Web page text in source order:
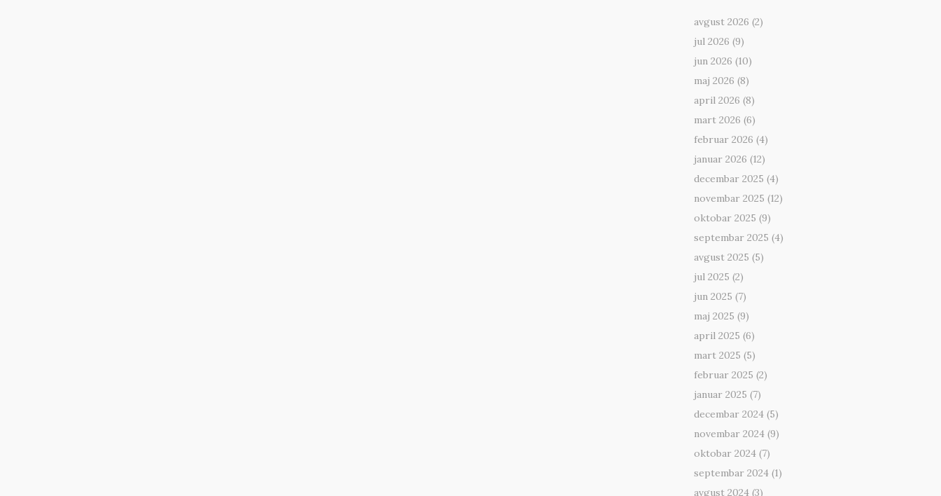
avgust 2026 (2)
jul 2026 (9)
jun 2026 (10)
maj 2026 (8)
april 2026 (8)
mart 2026 (6)
februar 2026 (4)
januar 2026 (12)
decembar 2025 (4)
novembar 2025 (12)
oktobar 2025 (9)
septembar 2025 (4)
avgust 2025 (5)
jul 2025 (2)
jun 2025 (7)
maj 2025 (9)
april 2025 (6)
mart 2025 (5)
februar 2025 (2)
januar 2025 (7)
decembar 2024 (5)
novembar 2024 (9)
oktobar 2024 (7)
septembar 2024 (1)
avgust 2024 (3)